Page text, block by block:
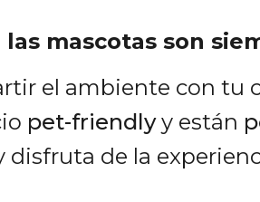
mascotas son
el ambiente con tu
pet-friendlyy están
disfruta de la